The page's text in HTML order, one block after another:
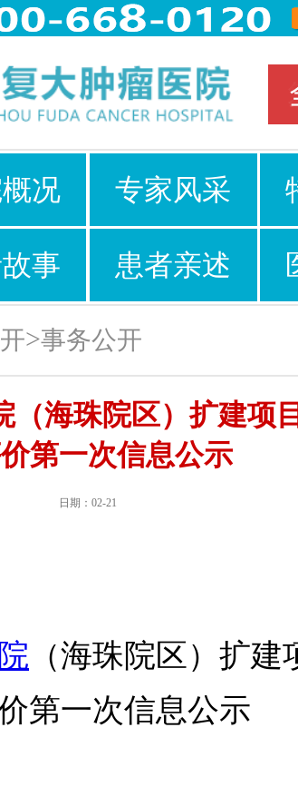
况 专家风采
事 患者亲述
>事务公开
（海珠院区）扩建项
第一次信息公示
日期：02-21
（海珠院区）扩建
一次信息公示